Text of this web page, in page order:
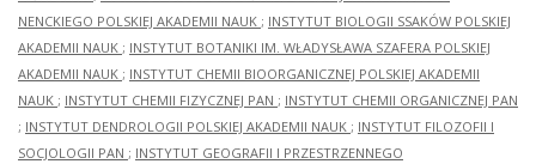
NENCKIEGO POLSKIEJ AKADEMII NAUK ; INSTYTUT BIOLOGII SSAKÓW POLSKIEJ
AKADEMII NAUK ; INSTYTUT BOTANIKI IM. WŁADYSŁAWA SZAFERA POLSKIEJ
AKADEMII NAUK ; INSTYTUT CHEMII BIOORGANICZNEJ POLSKIEJ AKADEMII
NAUK ; INSTYTUT CHEMII FIZYCZNEJ PAN ; INSTYTUT CHEMII ORGANICZNEJ PAN
; INSTYTUT DENDROLOGII POLSKIEJ AKADEMII NAUK ; INSTYTUT FILOZOFII I
SOCJOLOGII PAN ; INSTYTUT GEOGRAFII I PRZESTRZENNEGO